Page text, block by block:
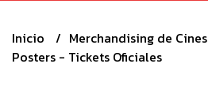
Inicio
Merchandising de Cines
Posters - Tickets Oficiales